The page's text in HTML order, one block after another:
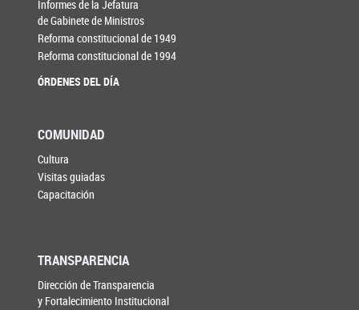
Informes de la Jefatura
de Gabinete de Ministros
Reforma constitucional de 1949
Reforma constitucional de 1994
ÓRDENES DEL DÍA
COMUNIDAD
Cultura
Visitas guiadas
Capacitación
TRANSPARENCIA
Dirección de Transparencia
y Fortalecimiento Institucional